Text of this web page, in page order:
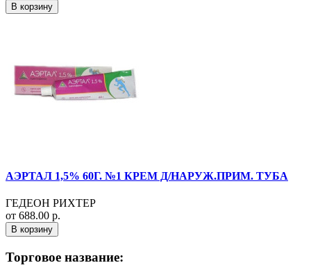
В корзину
АЭРТАЛ 1,5% 60Г. №1 КРЕМ Д/НАРУЖ.ПРИМ. ТУБА
ГЕДЕОН РИХТЕР
от 688.00 р.
В корзину
Торговое название: